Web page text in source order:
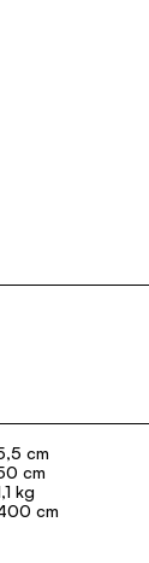
cm
cm
kg
cm